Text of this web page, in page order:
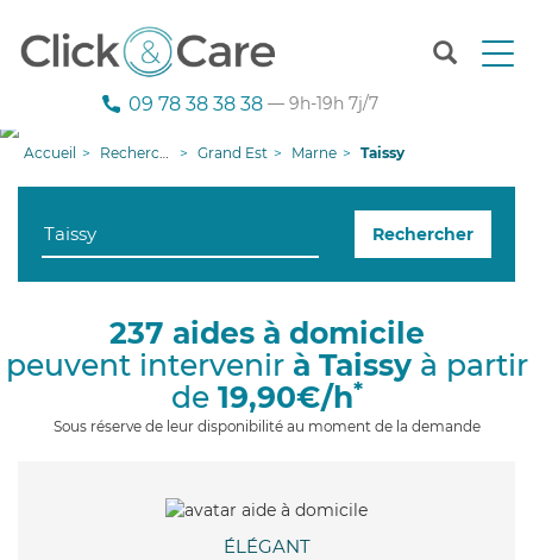
T
n
g
i
09 78 38 38 38 — 9h-19h 7j/7
Accueil Recherche aide à domicile Grand Est Marne Taissy
Rechercher
237 aides à domicile
peuvent intervenir à Taissyà partir
de 19,90€/h*
Sous réserve de leur disponibilité au moment de la demande
ÉLÉGANT